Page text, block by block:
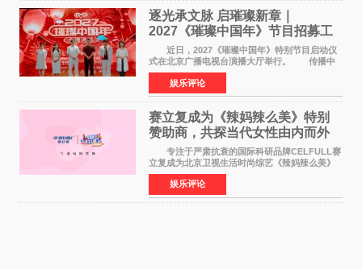
逐光承文脉 启璀璨新章｜
2027《璀璨中国年》节目招募工
作圆满启动
近日，2027《璀璨中国年》特别节目启动仪
式在北京广播电视台演播大厅举行。 传播中
华优秀传统文化，弘扬纯正国风艺术，打造高规
格、高质感、正能量的文艺盛典，是璀璨中国年
矢志不渝的初心
娱乐评论
赛立复成为《辣妈辣么美》特别
赞助商，共探当代女性由内而外
活力美
专注于严肃抗衰的国际科研品牌CELFULL赛
立复成为北京卫视生活时尚综艺《辣妈辣么美》
的特别赞助商,明星辣妈袁咏仪倾情参与，向广大
都市女性传递健康生活新主张，寄语当代女性在
家庭与自我之间
娱乐评论